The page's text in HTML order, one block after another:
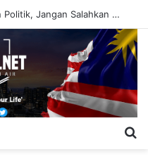
Kesihatan Rakyat Bukan Bahan Politik, Jangan Salahkan Onn Hafiz – Haslinda Salleh